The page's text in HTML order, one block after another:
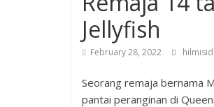
Jellyfish
February 28, 2022
Seorang remaja bernama
pantai peranginan di